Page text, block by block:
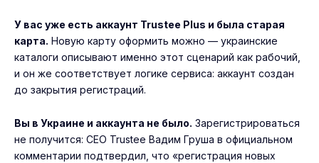
У вас уже есть аккаунт Trustee Plus и была старая
карта. Новую карту оформить можно — украинские
каталоги описывают именно этот сценарий как рабочий,
и он же соответствует логике сервиса: аккаунт создан
до закрытия регистраций.
Вы в Украине и аккаунта не было. Зарегистрироваться
не получится: CEO Trustee Вадим Груша в официальном
комментарии подтвердил, что «регистрация новых